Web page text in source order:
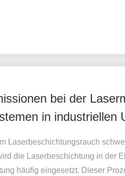
bei der
in industriellen
Laserbeschichtungsrauch
die Laserbeschichtung in der
häufig eingesetzt. Dieser